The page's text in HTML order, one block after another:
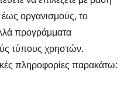
έως οργανισμούς, το
προγράμματα
τύπους χρηστών.
πληροφορίες παρακάτω: